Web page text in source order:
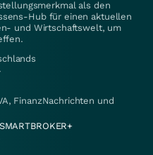
als den
Hub für einen aktuellen
und Wirtschaftswelt, um
FinanzNachrichten und
SMARTBROKER+